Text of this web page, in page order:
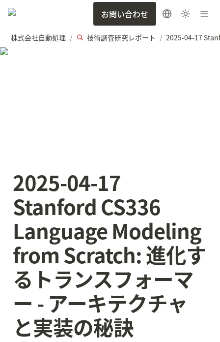
お問い合わせ
株式会社自動処理 / 技術調査研究レポート /
2025-04-17
Stanford CS336
Language Modeling
from Scratch: 進化す
るトランスフォーマ
ー - アーキテクチャ
と実装の秘訣